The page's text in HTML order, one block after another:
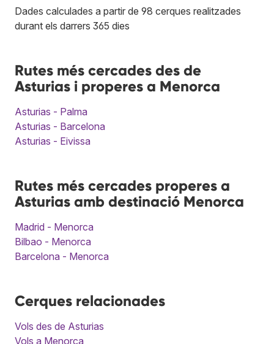
Dades calculades a partir de 98 cerques realitzades
durant els darrers 365 dies
Rutes més cercades des de
Asturias i properes a Menorca
Asturias - Palma
Asturias - Barcelona
Asturias - Eivissa
Rutes més cercades properes a
Asturias amb destinació Menorca
Madrid - Menorca
Bilbao - Menorca
Barcelona - Menorca
Cerques relacionades
Vols des de Asturias
Vols a Menorca